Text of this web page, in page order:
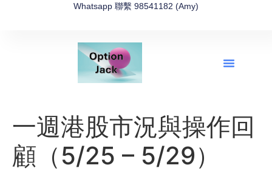
Whatsapp 聯繫 98541182 (Amy)
一週港股市況與操作回
顧（5/25 – 5/29）